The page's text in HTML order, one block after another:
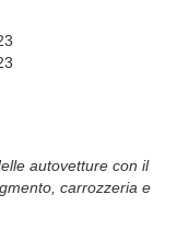
autovetture con il
carrozzeria e